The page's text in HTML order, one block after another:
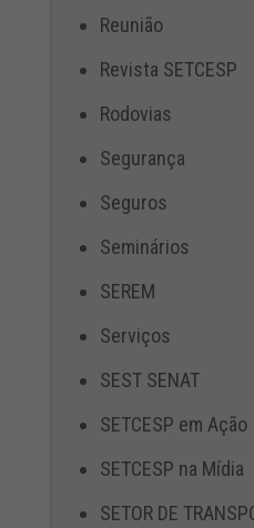
Reunião
Revista SETCESP
Rodovias
Segurança
Seguros
Seminários
SEREM
Serviços
SEST SENAT
SETCESP em Ação
SETCESP na Mídia
SETOR DE